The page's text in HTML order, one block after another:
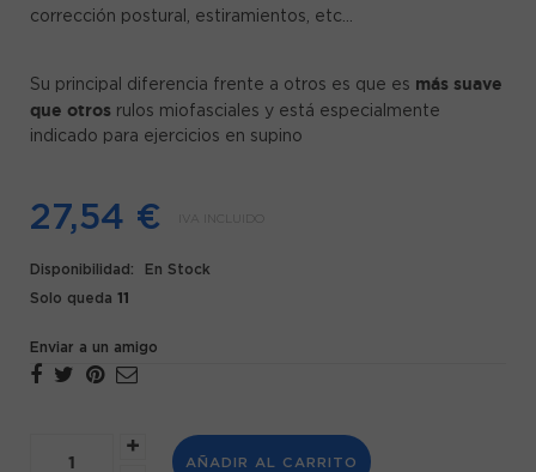
corrección postural, estiramientos, etc…
Su principal diferencia frente a otros es que es más suave
que otros rulos miofasciales y está especialmente
indicado para ejercicios en supino
27,54 €
Disponibilidad:
En Stock
Solo queda 11
Enviar a un amigo
AÑADIR AL CARRITO